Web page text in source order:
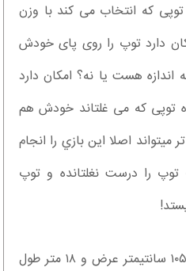
توپی که انتخاب می کند با وزن
دارد توپ را روی پای خودش
اندازه هست یا نه؟ امکان دارد
توپی که می غلتاند خودش هم
اصلا این بازي را انجام
را درست نغلتانده و توپ
، ۱۰۵ سانتیمتر عرض و ۱۸ متر طول